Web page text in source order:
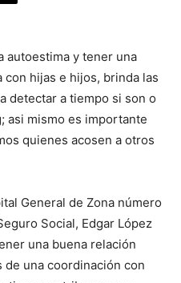
autoestima y tener una
hijas e hijos, brinda las
detectar a tiempo si son o
asi mismo es importante
quienes acosen a otros
General de Zona número
Social, Edgar López
una buena relación
una coordinación con